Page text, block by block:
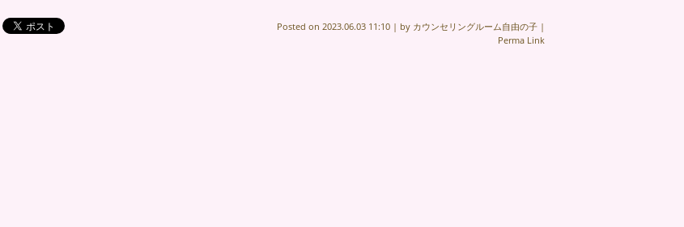
Posted on 2023.06.03 11:10 | by カウンセリングルーム自由の子 |
Perma Link